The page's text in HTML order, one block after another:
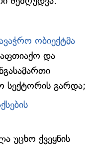
ობიექტმა
და
სექტორის გარდა;
უცხო ქვეყნის